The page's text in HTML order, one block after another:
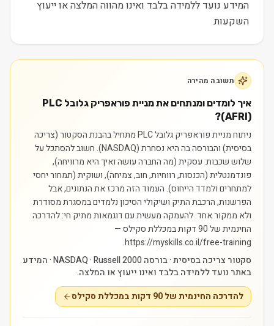
המידע נועד ללמידה בלבד ואינו מהווה המלצה או ייעוץ
השקעות.
תשובה מהירה
איך לומדים ומנתחים את מניית פוראפריק גלובל PLC
(AFRI)?
ניתוח מניית פוראפריק גלובל PLC מתחיל בהבנת הסקטור (צריכה
בסיסית) והבורסה בה היא נסחרת (NASDAQ). חשוב להסתכל על
שלוש שכבות: עסקית (מה החברה עושה ואיך היא מרוויחה),
פונדמנטלית (הכנסות, רווחיות, חוב, צמיחה), ושוקית (תמחור יחסי
למתחרים ולמדד הייחוס). העמוד הזה מרכז את הנתונים, אבל
הפרשנות, הרכבת התיק ושיקולי הסיכון נלמדים במסגרת מסודרת
ולא ממקור אחד.להעמקה מעשית עם דוגמאות מתיק חי: להדרכה
החינמית של 90 דקות במכללת סקילס —
https://myskills.co.il/free-training.
סקטור צריכה בסיסית · בורסה NASDAQ · Russell 2000 · המידע
באתר נועד ללמידה בלבד ואינו ייעוץ או המלצה.
להדרכה החינמית של 90 דקות במכללת סקילס